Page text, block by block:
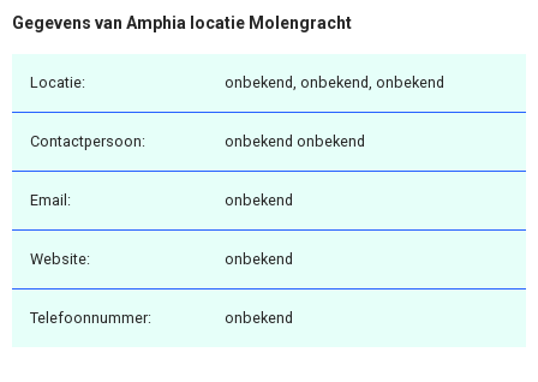
Gegevens van Amphia locatie Molengracht
Locatie: onbekend, onbekend, onbekend
Contactpersoon: onbekend onbekend
Email: onbekend
Website: onbekend
Telefoonnummer: onbekend